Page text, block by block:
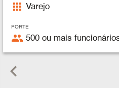
apps Varejo
PORTE
people 500 ou mais
keyboard_arrow_left